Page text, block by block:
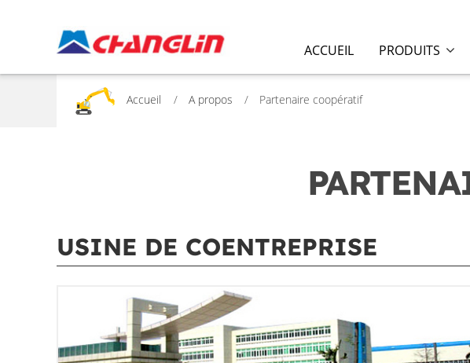
ACCUEIL PRODUITS
Accueil A propos Partenaire coopératif
USINE DE COENTREPRISE